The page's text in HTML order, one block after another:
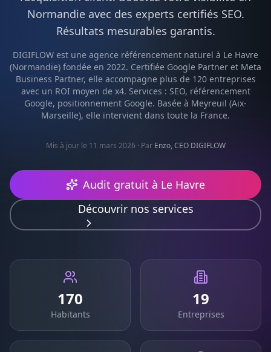
Normandieavec des experts certifiés SEO.
Résultats mesurables garantis.
DIGIFLOW est une agence référencement naturel à Le Havre
(Normandie) fondée en 2022. Certifiée Google Partner et Meta
Business Partner, elle accompagne plus de 120 entreprises
avec un ROI moyen de x4. Services : SEO, référencement
Google, positionnement Google. Basée à Meyreuil (Aix-
Marseille), elle intervient dans toute la France.
Mis à jour le 11 mars 2026 · Par Enzo, CEO DIGIFLOW
Audit gratuit à Le Havre
Découvrir nos services
170
Habitants
19
Entreprises